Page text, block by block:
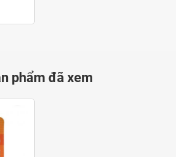
phẩm đã xem